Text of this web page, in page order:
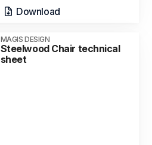
Download
MAGIS DESIGN
Steelwood Chair technical
sheet